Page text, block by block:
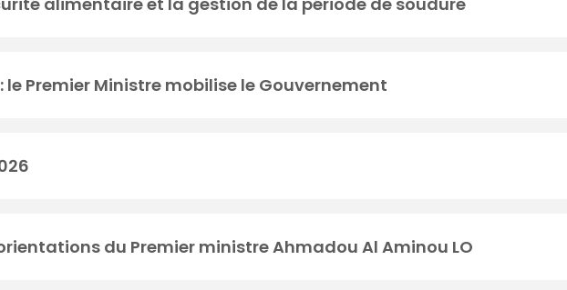
Premier Ministre mobilise le Gouvernement
du Premier ministre Ahmadou Al Aminou LO